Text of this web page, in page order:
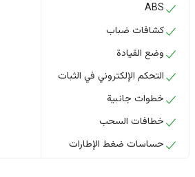
ABS
كشافات ضباب
وضع القيادة
التحكم الإلكتروني في الثبات
خطوات جانبية
خطافات السحب
حساسات ضغط الإطارات